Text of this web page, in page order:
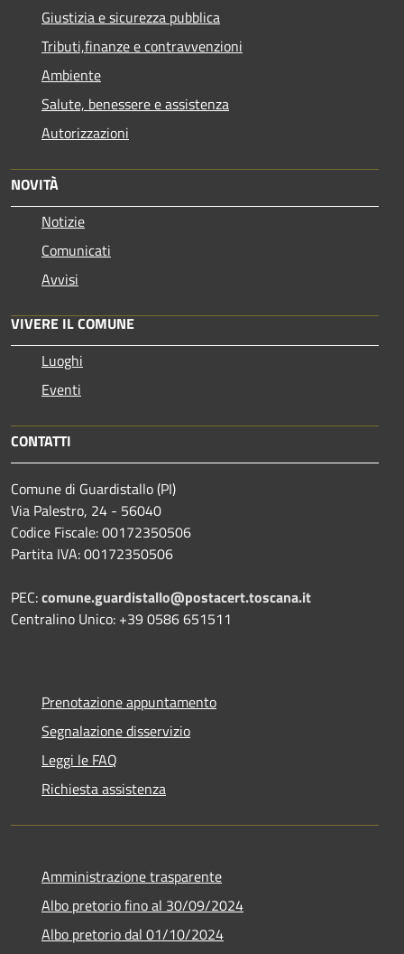
Giustizia e sicurezza pubblica
Tributi,finanze e contravvenzioni
Ambiente
Salute, benessere e assistenza
Autorizzazioni
NOVITÀ
Notizie
Comunicati
Avvisi
VIVERE IL COMUNE
Luoghi
Eventi
CONTATTI
Comune di Guardistallo (PI)
Via Palestro, 24 - 56040
Codice Fiscale: 00172350506
Partita IVA: 00172350506
PEC:comune.guardistallo@postacert.toscana.it
Centralino Unico: +39 0586 651511
Prenotazione appuntamento
Segnalazione disservizio
Leggi le FAQ
Richiesta assistenza
Amministrazione trasparente
Albo pretorio fino al 30/09/2024
Albo pretorio dal 01/10/2024